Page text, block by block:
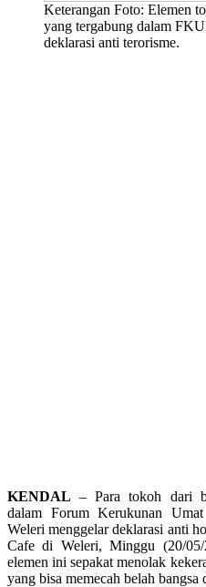
Keterangan Foto: Elemen
yang tergabung dalam
deklarasi anti terorisme.
KENDAL – Para tokoh dari
dalam Forum Kerukunan
Weleri menggelar deklarasi anti
Cafe di Weleri, Minggu (20/
elemen ini sepakat menolak
yang bisa memecah belah bangsa